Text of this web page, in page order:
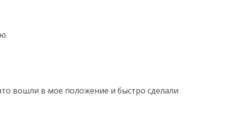
вошли в мое положение и быстро сделали